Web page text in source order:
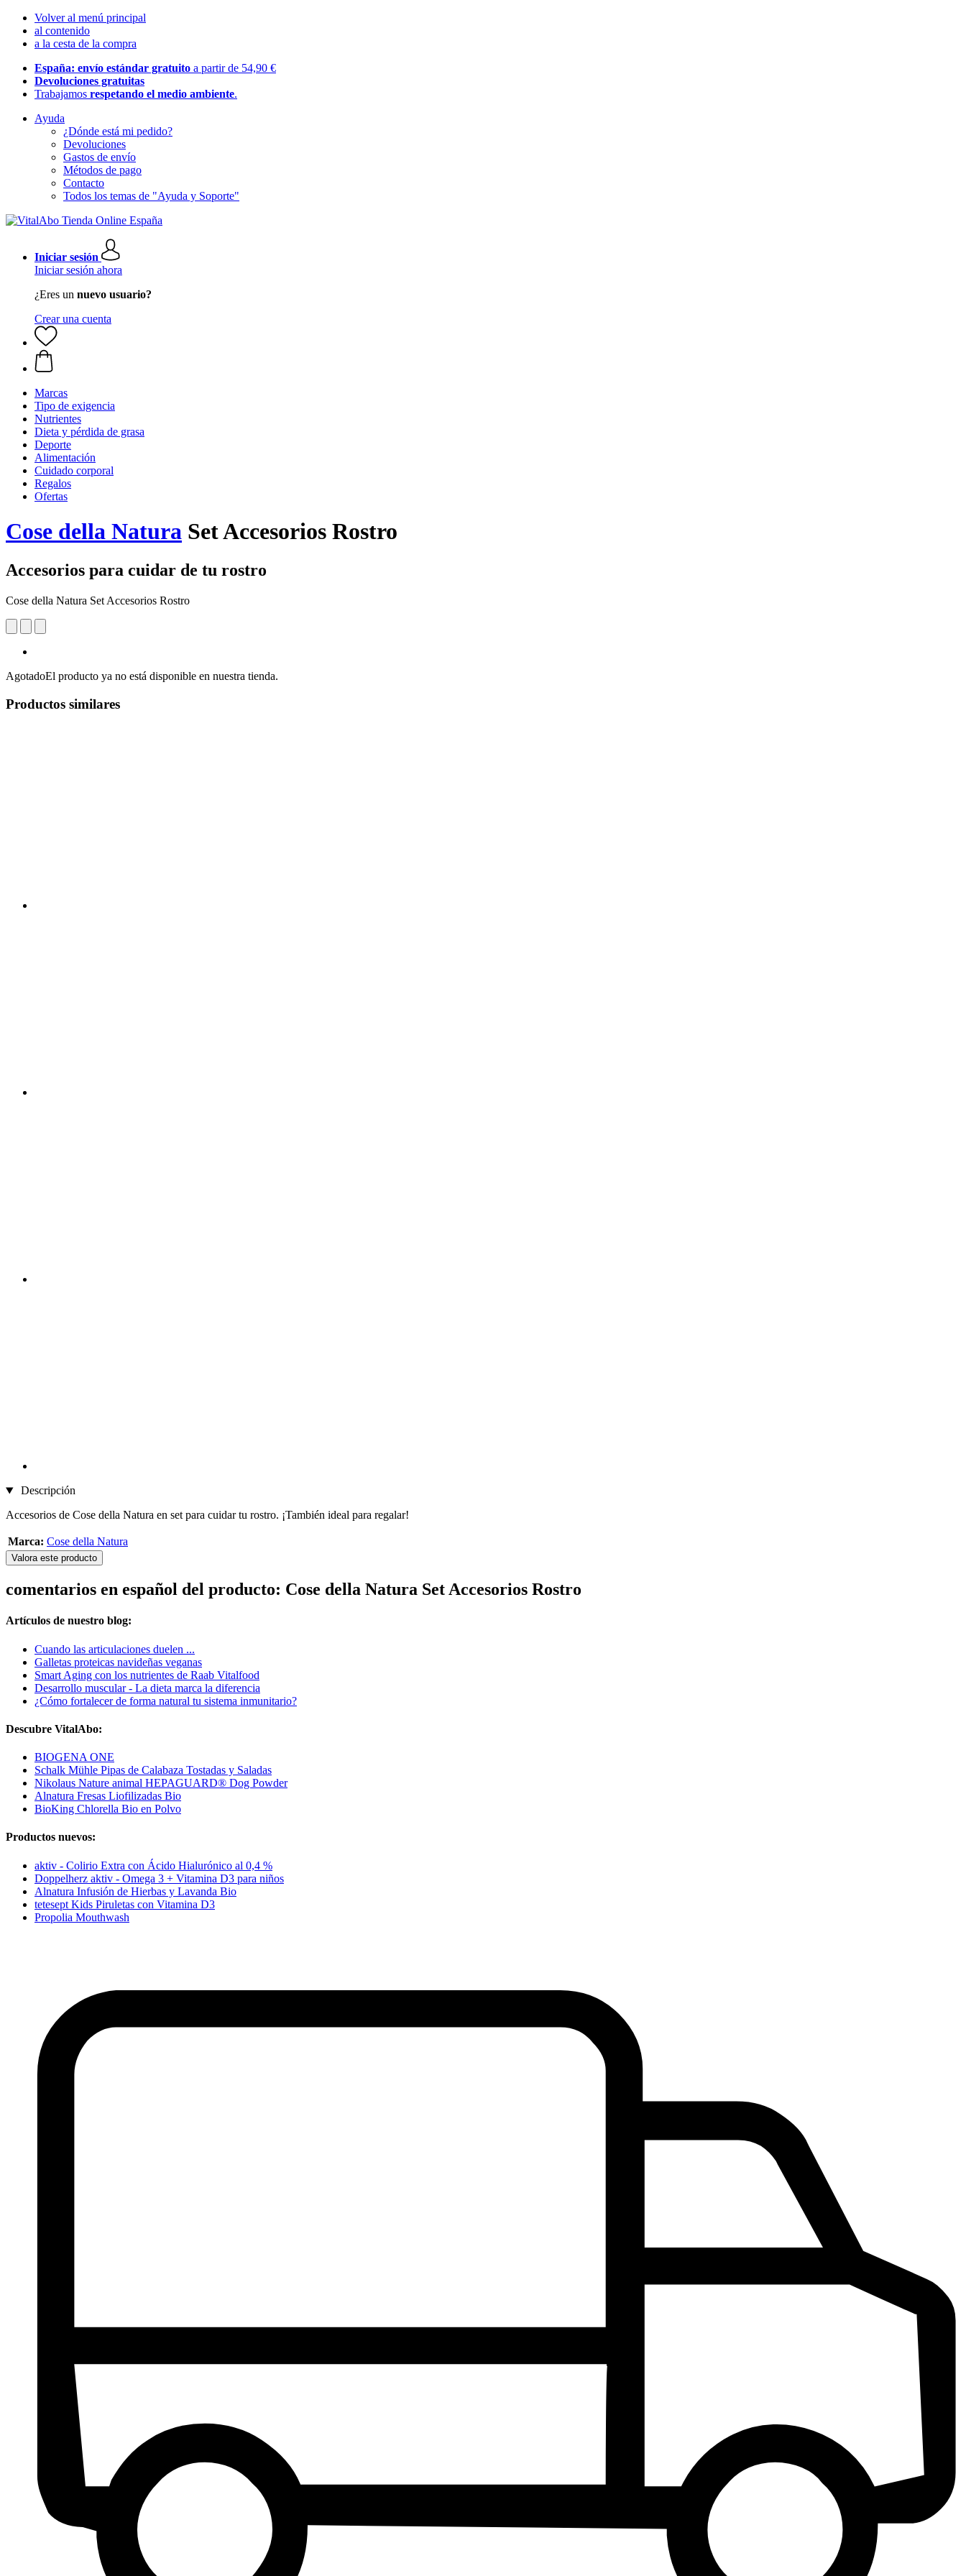
Volver al menú principal
al contenido
a la cesta de la compra
España: envío estándar gratuito a partir de 54,90 €
Devoluciones gratuitas
Trabajamos respetando el medio ambiente.
Ayuda
¿Dónde está mi pedido?
Devoluciones
Gastos de envío
Métodos de pago
Contacto
Todos los temas de "Ayuda y Soporte"
Iniciar sesión
Iniciar sesión ahora
¿Eres un nuevo usuario?
Crear una cuenta
Marcas
Tipo de exigencia
Nutrientes
Dieta y pérdida de grasa
Deporte
Alimentación
Cuidado corporal
Regalos
Ofertas
Cose della Natura Set Accesorios Rostro
Accesorios para cuidar de tu rostro
Cose della Natura Set Accesorios Rostro
AgotadoEl producto ya no está disponible en nuestra tienda.
Productos similares
Descripción
Accesorios de Cose della Natura en set para cuidar tu rostro. ¡También ideal para regalar!
Marca: Cose della Natura
Valora este producto
comentarios en español del producto: Cose della Natura Set Accesorios Rostro
Artículos de nuestro blog:
Cuando las articulaciones duelen ...
Galletas proteicas navideñas veganas
Smart Aging con los nutrientes de Raab Vitalfood
Desarrollo muscular - La dieta marca la diferencia
¿Cómo fortalecer de forma natural tu sistema inmunitario?
Descubre VitalAbo:
BIOGENA ONE
Schalk Mühle Pipas de Calabaza Tostadas y Saladas
Nikolaus Nature animal HEPAGUARD® Dog Powder
Alnatura Fresas Liofilizadas Bio
BioKing Chlorella Bio en Polvo
Productos nuevos:
aktiv - Colirio Extra con Ácido Hialurónico al 0,4 %
Doppelherz aktiv - Omega 3 + Vitamina D3 para niños
Alnatura Infusión de Hierbas y Lavanda Bio
tetesept Kids Piruletas con Vitamina D3
Propolia Mouthwash